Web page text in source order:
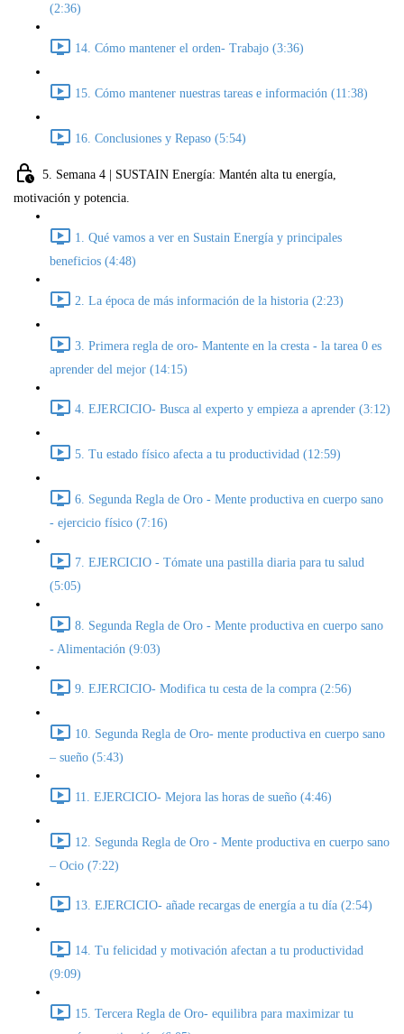
(2:36)
14. Cómo mantener el orden- Trabajo (3:36)
15. Cómo mantener nuestras tareas e información (11:38)
16. Conclusiones y Repaso (5:54)
5. Semana 4 | SUSTAIN Energía: Mantén alta tu energía,
motivación y potencia.
1. Qué vamos a ver en Sustain Energía y principales
beneficios (4:48)
2. La época de más información de la historia (2:23)
3. Primera regla de oro- Mantente en la cresta - la tarea 0 es
aprender del mejor (14:15)
4. EJERCICIO- Busca al experto y empieza a aprender (3:12)
5. Tu estado físico afecta a tu productividad (12:59)
6. Segunda Regla de Oro - Mente productiva en cuerpo sano
- ejercicio físico (7:16)
7. EJERCICIO - Tómate una pastilla diaria para tu salud
(5:05)
8. Segunda Regla de Oro - Mente productiva en cuerpo sano
- Alimentación (9:03)
9. EJERCICIO- Modifica tu cesta de la compra (2:56)
10. Segunda Regla de Oro- mente productiva en cuerpo sano
– sueño (5:43)
11. EJERCICIO- Mejora las horas de sueño (4:46)
12. Segunda Regla de Oro - Mente productiva en cuerpo sano
– Ocio (7:22)
13. EJERCICIO- añade recargas de energía a tu día (2:54)
14. Tu felicidad y motivación afectan a tu productividad
(9:09)
15. Tercera Regla de Oro- equilibra para maximizar tu